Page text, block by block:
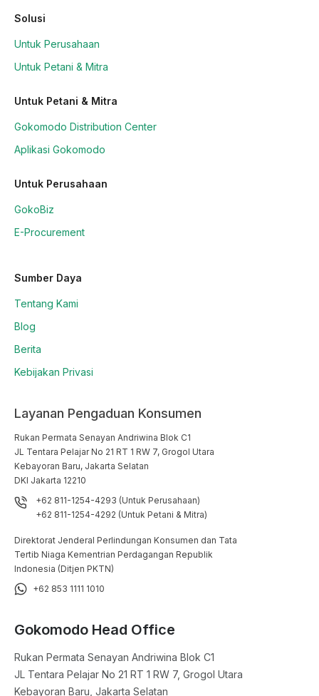
Solusi
Untuk Perusahaan
Untuk Petani & Mitra
Untuk Petani & Mitra
Gokomodo Distribution Center
Aplikasi Gokomodo
Untuk Perusahaan
GokoBiz
E-Procurement
Sumber Daya
Tentang Kami
Blog
Berita
Kebijakan Privasi
Layanan Pengaduan Konsumen
Rukan Permata Senayan Andriwina Blok C1
JL Tentara Pelajar No 21 RT 1 RW 7, Grogol Utara
Kebayoran Baru, Jakarta Selatan
DKI Jakarta 12210
+62 811-1254-4293 (Untuk Perusahaan)
+62 811-1254-4292 (Untuk Petani & Mitra)
Direktorat Jenderal Perlindungan Konsumen dan Tata
Tertib Niaga Kementrian Perdagangan Republik
Indonesia (Ditjen PKTN)
+62 853 1111 1010
Gokomodo Head Office
Rukan Permata Senayan Andriwina Blok C1
JL Tentara Pelajar No 21 RT 1 RW 7, Grogol Utara
Kebayoran Baru, Jakarta Selatan